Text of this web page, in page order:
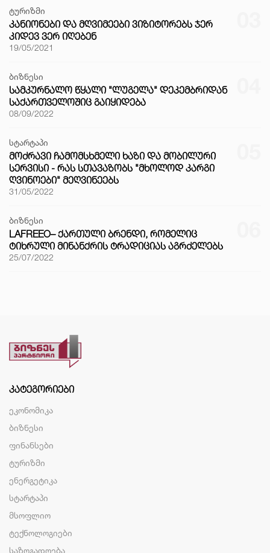
ტურიზმი
ᲙᲐᲜᲘᲝᲜᲔᲑᲘ ᲓᲐ ᲛᲦᲕᲘᲛᲔᲔᲑᲘ ᲕᲘᲖᲘᲢᲝᲠᲔᲑᲡ ᲯᲔᲠ
ᲙᲘᲓᲔᲕ ᲕᲔᲠ ᲘᲦᲔᲑᲔᲜ
19/05/2021
ბიზნესი
ᲡᲐᲛᲙᲣᲠᲜᲐᲚᲝ ᲬᲧᲐᲚᲘ "ᲚᲣᲒᲔᲚᲐ" ᲓᲔᲙᲔᲛᲑᲠᲘᲓᲐᲜ
ᲡᲐᲥᲐᲠᲗᲕᲔᲚᲝᲨᲘᲪ ᲒᲐᲘᲧᲘᲓᲔᲑᲐ
08/09/2022
სტარტაპი
ᲛᲝᲫᲠᲐᲕᲘ ᲩᲐᲛᲝᲛᲡᲮᲛᲔᲚᲘ ᲮᲐᲖᲘ ᲓᲐ ᲛᲝᲑᲘᲚᲣᲠᲘ
ᲡᲔᲠᲕᲘᲡᲘ - ᲠᲐᲡ ᲡᲗᲐᲕᲐᲖᲝᲑᲡ "ᲛᲮᲝᲚᲝᲓ ᲙᲐᲠᲒᲘ
ᲦᲕᲘᲜᲝᲔᲑᲘ" ᲛᲔᲦᲕᲘᲜᲔᲔᲑᲡ
31/05/2022
ბიზნესი
LAFREEO– ᲥᲐᲠᲗᲣᲚᲘ ᲑᲠᲔᲜᲓᲘ, ᲠᲝᲛᲔᲚᲘᲪ
ᲢᲘᲮᲠᲣᲚᲘ ᲛᲘᲜᲐᲜᲥᲠᲘᲡ ᲢᲠᲐᲓᲘᲪᲘᲐᲡ ᲐᲒᲠᲫᲔᲚᲔᲑᲡ
25/07/2022
ᲙᲐᲢᲔᲒᲝᲠᲘᲔᲑᲘ
ეკონომიკა
ბიზნესი
ფინანსები
ტურიზმი
ენერგეტიკა
სტარტაპი
მსოფლიო
ტექნოლოგიები
საზოგადოება